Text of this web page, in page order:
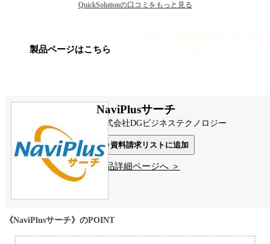
QuickSolutionの口コミをもっと見る
製品ページはこちら
NaviPlusサーチ
株式会社DGビジネステクノロジー
資料請求リストに追加
製品詳細ページへ ＞
《NaviPlusサーチ》のPOINT